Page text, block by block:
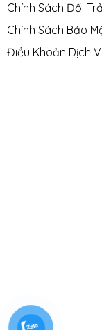
Chính Sách Đổi Trả
Chính Sách Bảo
Điều Khoản Dịch